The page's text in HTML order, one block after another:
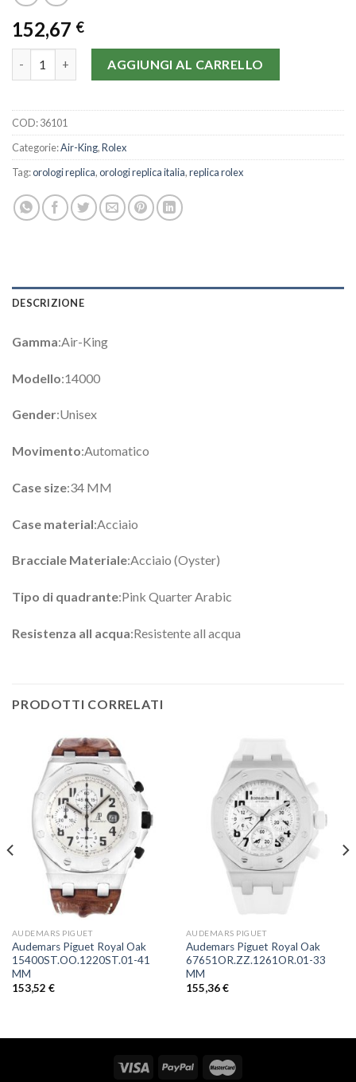
152,67 €
AGGIUNGI AL CARRELLO
COD:36101
Categorie:Air-King,Rolex
Tag:orologi replica,orologi replica italia,replica rolex
DESCRIZIONE
Gamma:Air-King
Modello:14000
Gender:Unisex
Movimento:Automatico
Case size:34 MM
Case material:Acciaio
Bracciale Materiale:Acciaio (Oyster)
Tipo di quadrante:Pink Quarter Arabic
Resistenza all acqua:Resistente all acqua
PRODOTTI CORRELATI
AUDEMARS PIGUET
Audemars Piguet Royal Oak
15400ST.OO.1220ST.01-41
MM
153,52 €
AUDEMARS PIGUET
Audemars Piguet Royal Oak
67651OR.ZZ.1261OR.01-33
MM
155,36€